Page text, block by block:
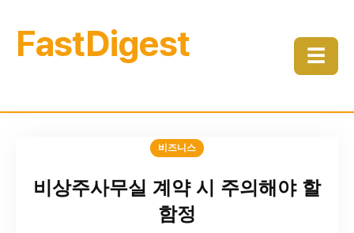
FastDigest ☰
비즈니스
비상주사무실 계약 시 주의해야 할
함정